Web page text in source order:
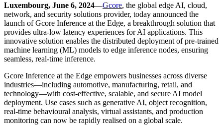
Luxembourg, June 6, 2024—Gcore, the global edge AI, cloud,
network, and security solutions provider, today announced the
launch of Gcore Inference at the Edge, a breakthrough solution that
provides ultra-low latency experiences for AI applications. This
innovative solution enables the distributed deployment of pre-trained
machine learning (ML) models to edge inference nodes, ensuring
seamless, real-time inference.
Gcore Inference at the Edge empowers businesses across diverse
industries—including automotive, manufacturing, retail, and
technology—with cost-effective, scalable, and secure AI model
deployment. Use cases such as generative AI, object recognition,
real-time behavioural analysis, virtual assistants, and production
monitoring can now be rapidly realised on a global scale.